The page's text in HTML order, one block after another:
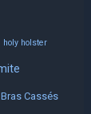
holy holster
Cassés